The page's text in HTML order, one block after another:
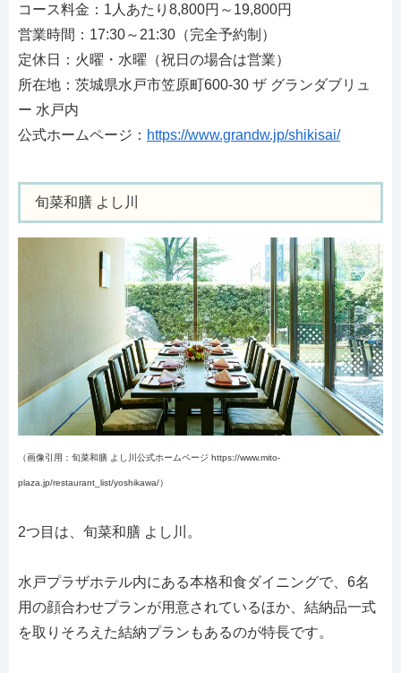
コース料金：1人あたり8,800円～19,800円
営業時間：17:30～21:30（完全予約制）
定休日：火曜・水曜（祝日の場合は営業）
所在地：茨城県水戸市笠原町600-30 ザ グランダブリュ
ー 水戸内
公式ホームページ： https://www.grandw.jp/shikisai/
旬菜和膳 よし川
（画像引用：旬菜和膳 よし川公式ホームページ https://www.mito-
plaza.jp/restaurant_list/yoshikawa/）
2つ目は、旬菜和膳 よし川。
水戸プラザホテル内にある本格和食ダイニングで、6名
用の顔合わせプランが用意されているほか、結納品一式
を取りそろえた結納プランもあるのが特長です。